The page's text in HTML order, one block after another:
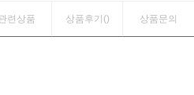
련상품 상품후기() 상품문의